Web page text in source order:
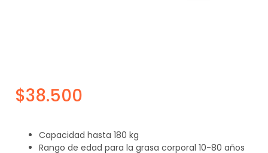
$38.500
Capacidad hasta 180 kg
Rango de edad para la grasa corporal 10-80 años